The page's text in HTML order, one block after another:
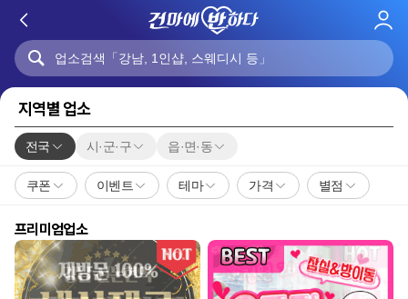
로
지역별 업소
전국 시·군·구 읍·면·동
쿠폰 이벤트 테마 가격 별점
프리미엄업소